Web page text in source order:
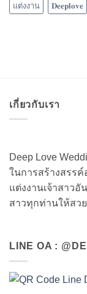
แต่งงาน 𝐃𝐞𝐞𝐩𝐥𝐨𝐯𝐞
เกี่ยวกับเรา
Deep Love
ในการสร้างสรร
แต่งงานเจ้าสาวอั
สาวทุกท่านให้สว
LINE OA :